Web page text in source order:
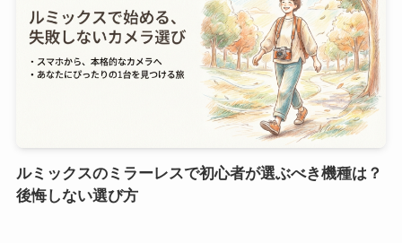
ルミックスのミラーレスで初心者が選ぶべき機種は？
後悔しない選び方